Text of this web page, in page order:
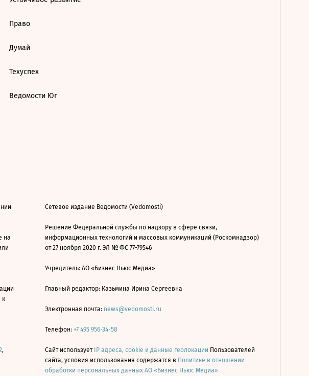
Право
Думай
Техуспех
Ведомости Юг
на
к
,
Сетевое издание Ведомости (Vedomosti)
Решение Федеральной службы по надзору в сфере связи,
информационных технологий и массовых коммуникаций (Роскомнадзор)
от 27 ноября 2020 г. ЭЛ № ФС 77-79546
Учредитель: АО «Бизнес Ньюс Медиа»
Главный редактор: Казьмина Ирина Сергеевна
Электронная почта: news@vedomosti.ru
Телефон: +7 495 956-34-58
Сайт использует IP адреса, cookie и данные геолокации Пользователей
сайта, условия использования содержатся в Политике в отношении
обработки персональных данных АО «Бизнес Ньюс Медиа»